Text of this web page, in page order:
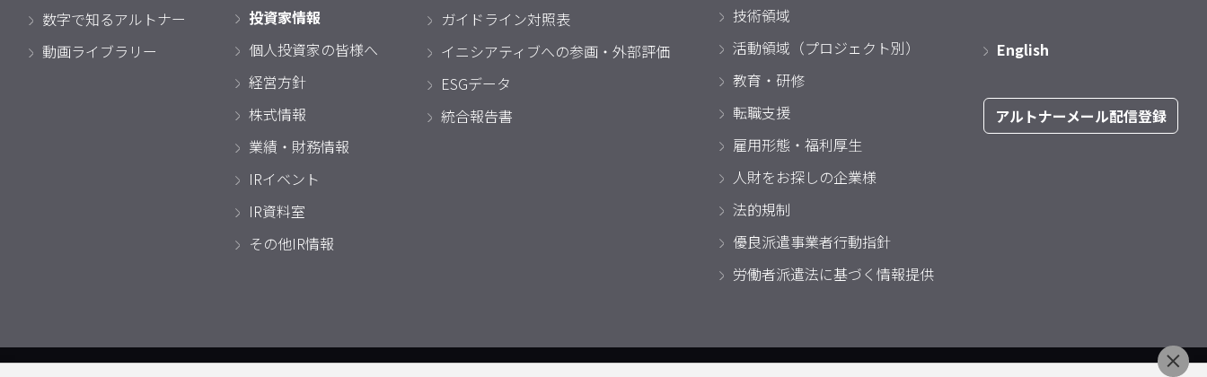
数字で知るアルトナー
動画ライブラリー
投資家情報
個人投資家の皆様へ
経営方針
株式情報
業績・財務情報
IRイベント
IR資料室
その他IR情報
ガイドライン対照表
イニシアティブへの参画・外部評価
ESGデータ
統合報告書
技術領域
活動領域（プロジェクト別）
教育・研修
転職支援
雇用形態・福利厚生
人財をお探しの企業様
法的規制
優良派遣事業者行動指針
労働者派遣法に基づく情報提供
English
アルトナーメール配信登録